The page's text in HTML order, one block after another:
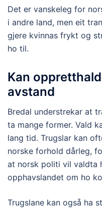
Det er vanskeleg for
i andre land, men eit
gjere kvinnas frykt og
ho til.
Kan
avstand
Bredal understrekar at
ta mange former. Vald
lang tid. Trugslar kan
norske forhold dårleg,
at norsk politi vil valdta
opphavslandet om ho
Trugslane kan også ha